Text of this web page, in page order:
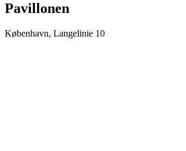
Pavillonen
København, Langelinie 10